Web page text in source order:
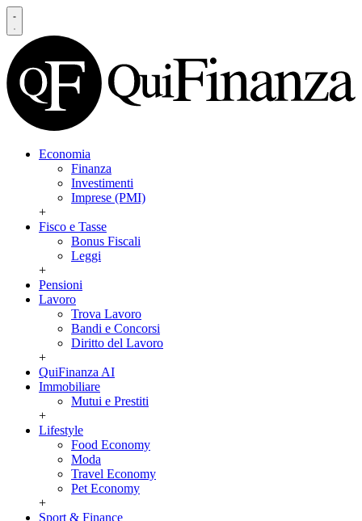
Economia
Finanza
Investimenti
Imprese (PMI)
+
Fisco e Tasse
Bonus Fiscali
Leggi
+
Pensioni
Lavoro
Trova Lavoro
Bandi e Concorsi
Diritto del Lavoro
+
QuiFinanza AI
Immobiliare
Mutui e Prestiti
+
Lifestyle
Food Economy
Moda
Travel Economy
Pet Economy
+
Sport & Finance